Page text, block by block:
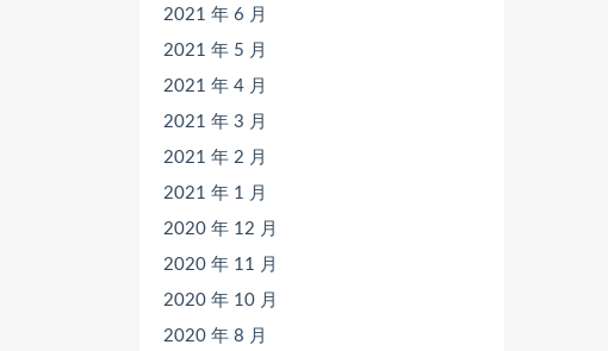
2021 年 6 月
2021 年 5 月
2021 年 4 月
2021 年 3 月
2021 年 2 月
2021 年 1 月
2020 年 12 月
2020 年 11 月
2020 年 10 月
2020 年 8 月